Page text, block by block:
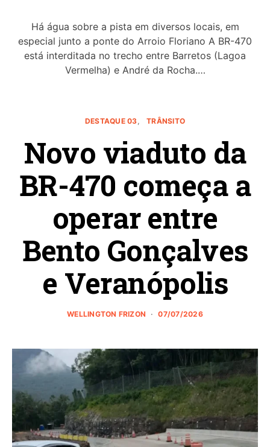
Há água sobre a pista em diversos locais, em
especial junto a ponte do Arroio Floriano A BR-470
está interditada no trecho entre Barretos (Lagoa
Vermelha) e André da Rocha.…
DESTAQUE 03 TRÂNSITO
Novo viaduto da
BR-470 começa a
operar entre
Bento Gonçalves
e Veranópolis
WELLINGTON FRIZON 07/07/2026